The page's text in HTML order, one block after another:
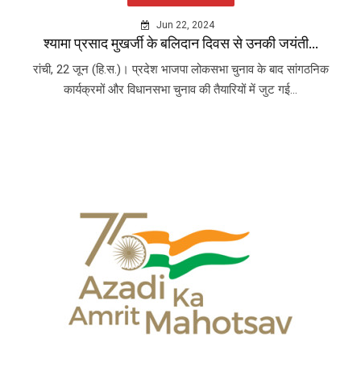
Jun 22, 2024
श्यामा प्रसाद मुखर्जी के बलिदान दिवस से उनकी जयंती...
रांची, 22 जून (हि.स.)। प्रदेश भाजपा लोकसभा चुनाव के बाद सांगठनिक
कार्यक्रमों और विधानसभा चुनाव की तैयारियों में जुट गई...